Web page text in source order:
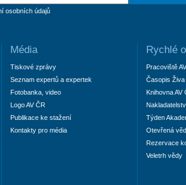
osobních údajů
Média
Tiskové zprávy
Seznam expertů a expertek
Fotobanka, video
Logo AV ČR
Publikace ke stažení
Kontakty pro média
Rychlé
Pracoviště
Časopis Živa
Knihovna AV
Týden
Otevřená
Rezervace
Veletrh vědy